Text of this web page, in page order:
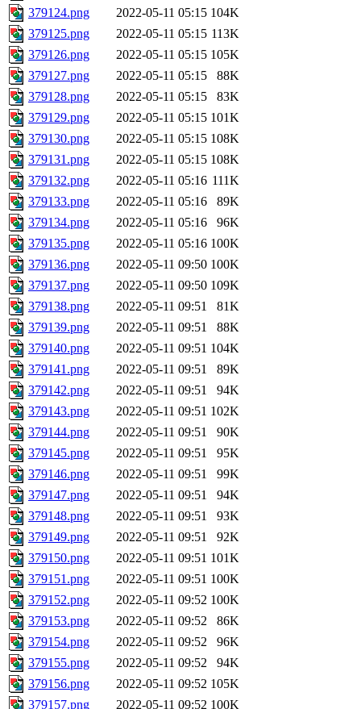
379124.png
2022-05-11 05:15 104K
379125.png
2022-05-11 05:15 113K
379126.png
2022-05-11 05:15 105K
379127.png
2022-05-11 05:15
88K
379128.png
2022-05-11 05:15
83K
379129.png
2022-05-11 05:15 101K
379130.png
2022-05-11 05:15 108K
379131.png
2022-05-11 05:15 108K
379132.png
2022-05-11 05:16 111K
379133.png
2022-05-11 05:16
89K
379134.png
2022-05-11 05:16
96K
379135.png
2022-05-11 05:16 100K
379136.png
2022-05-11 09:50 100K
379137.png
2022-05-11 09:50 109K
379138.png
2022-05-11 09:51
81K
379139.png
2022-05-11 09:51
88K
379140.png
2022-05-11 09:51 104K
379141.png
2022-05-11 09:51
89K
379142.png
2022-05-11 09:51
94K
379143.png
2022-05-11 09:51 102K
379144.png
2022-05-11 09:51
90K
379145.png
2022-05-11 09:51
95K
379146.png
2022-05-11 09:51
99K
379147.png
2022-05-11 09:51
94K
379148.png
2022-05-11 09:51
93K
379149.png
2022-05-11 09:51
92K
379150.png
2022-05-11 09:51 101K
379151.png
2022-05-11 09:51 100K
379152.png
2022-05-11 09:52 100K
379153.png
2022-05-11 09:52
86K
379154.png
2022-05-11 09:52
96K
379155.png
2022-05-11 09:52
94K
379156.png
2022-05-11 09:52 105K
379157.png
2022-05-11 09:52 100K